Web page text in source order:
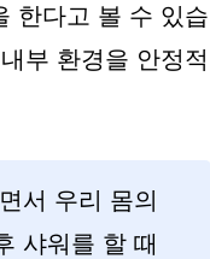
한다고 볼 수 있습
부 환경을 안정적
서 우리 몸의
샤워를 할 때